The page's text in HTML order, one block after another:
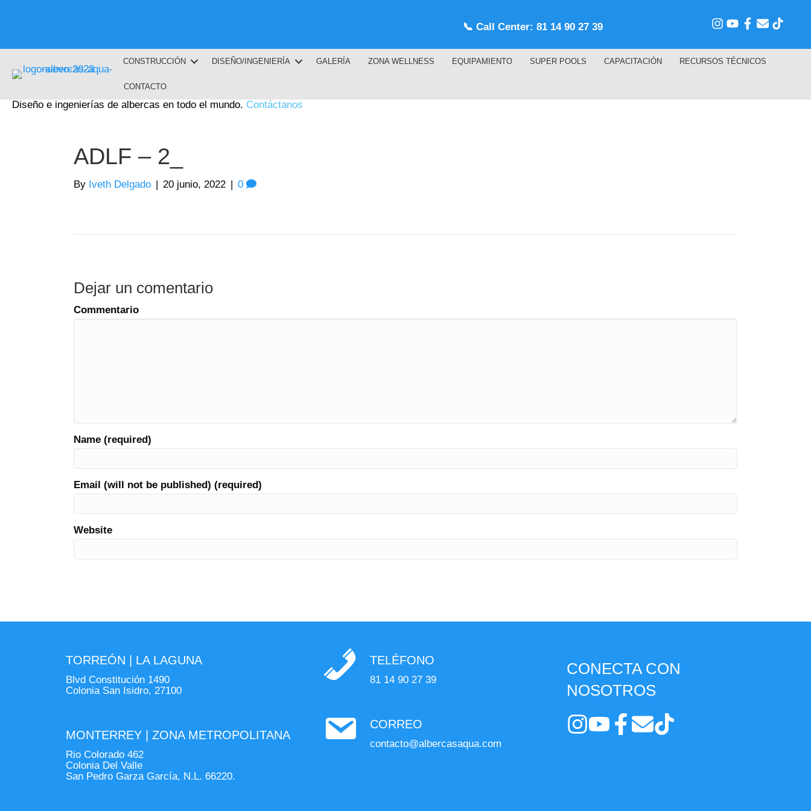
📞 Call Center: 81 14 90 27 39
CONSTRUCCIÓN DISEÑO/INGENIERÍA GALERÍA ZONA WELLNESS EQUIPAMIENTO SUPER POOLS CAPACITACIÓN RECURSOS TÉCNICOS
CONTACTO
Diseño e ingenierías de albercas en todo el mundo. Contáctanos
ADLF – 2_
By Iveth Delgado | 20 junio, 2022 | 0
Dejar un comentario
Commentario
Name (required)
Email (will not be published) (required)
Website
TORREÓN | LA LAGUNA
Blvd Constitución 1490
Colonia San Isidro, 27100
MONTERREY | ZONA METROPOLITANA
Rio Colorado 462
Colonia Del Valle
San Pedro Garza García, N.L. 66220.
TELÉFONO
81 14 90 27 39
CORREO
contacto@albercasaqua.com
CONECTA CON
NOSOTROS